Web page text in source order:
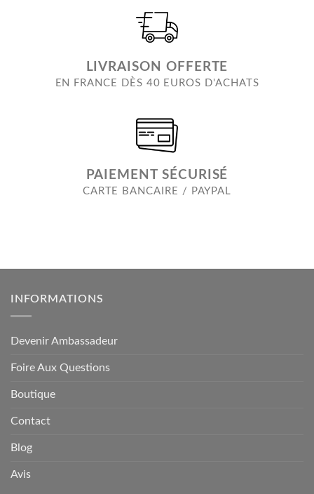
LIVRAISON OFFERTE
EN FRANCE DÈS 40 EUROS D'ACHATS
PAIEMENT SÉCURISÉ
CARTE BANCAIRE / PAYPAL
INFORMATIONS
Devenir Ambassadeur
Foire Aux Questions
Boutique
Contact
Blog
Avis